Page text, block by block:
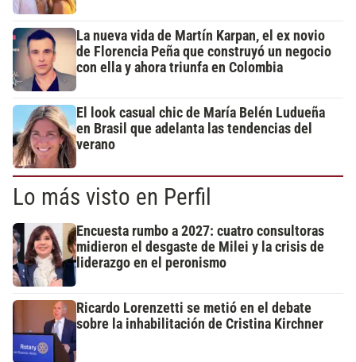
La nueva vida de Martín Karpan, el ex novio
de Florencia Peña que construyó un negocio
con ella y ahora triunfa en Colombia
El look casual chic de María Belén Ludueña
en Brasil que adelanta las tendencias del
verano
Lo más visto en Perfil
Encuesta rumbo a 2027: cuatro consultoras
midieron el desgaste de Milei y la crisis de
liderazgo en el peronismo
Ricardo Lorenzetti se metió en el debate
sobre la inhabilitación de Cristina Kirchner